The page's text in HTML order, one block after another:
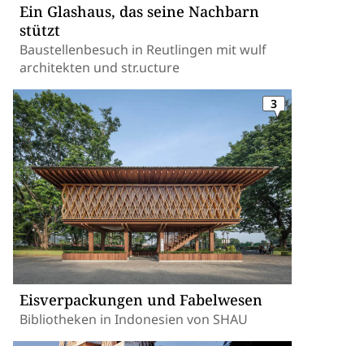
Ein Glashaus, das seine Nachbarn
stützt
Baustellenbesuch in Reutlingen mit wulf
architekten und str.ucture
Eisverpackungen und Fabelwesen
Bibliotheken in Indonesien von SHAU
3